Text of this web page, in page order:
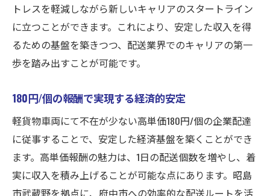
トレスを軽減しながら新しいキャリアのスタートライン
に立つことができます。これにより、安定した収入を得
るための基盤を築きつつ、配送業界でのキャリアの第一
歩を踏み出すことが可能です。
180円/個の報酬で実現する経済的安定
軽貨物車両にて不在が少ない高単価180円/個の企業配達
に従事することで、安定した経済基盤を築くことができ
ます。高単価報酬の魅力は、1日の配送個数を増やし、着
実に収入を積み上げることが可能な点にあります。昭島
市武蔵野を拠点に、府中市への効率的な配送ルートを活